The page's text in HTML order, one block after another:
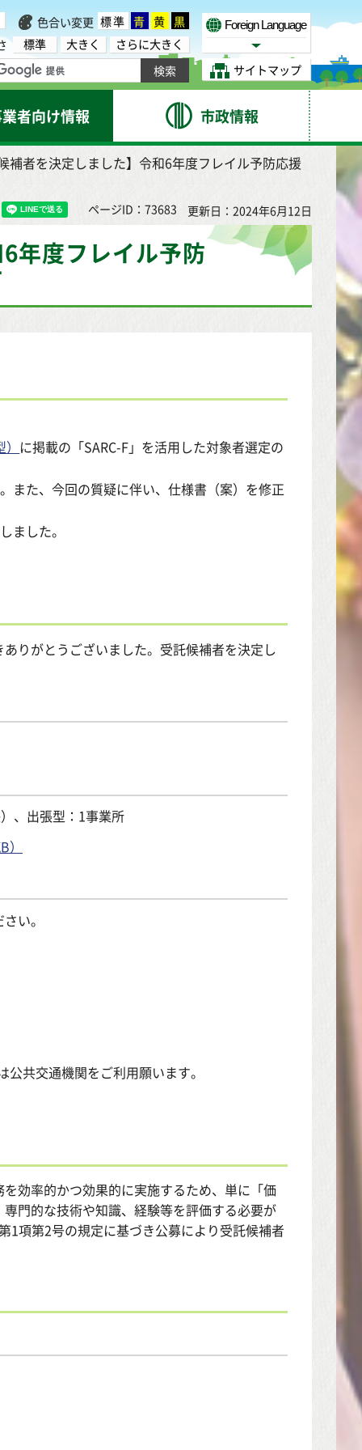
色合い変更 標準 青 黄 黒
標準 大きく さらに大きく
Foreign Language
Select Language
サイトマップ
者向け情報 市政情報
補者を決定しました】令和6年度フレイル予防応援
ページID：73683 更新日：2024年6月12日
年度フレイル予防
に掲載の「SARC-F」を活用した対象者選定の
また、今回の質疑に伴い、仕様書（案）を修正
ました。
りがとうございました。受託候補者を決定し
、出張型：1事業所
い。
共交通機関をご利用願います。
効率的かつ効果的に実施するため、単に「価
門的な技術や知識、経験等を評価する必要が
1項第2号の規定に基づき公募により受託候補者